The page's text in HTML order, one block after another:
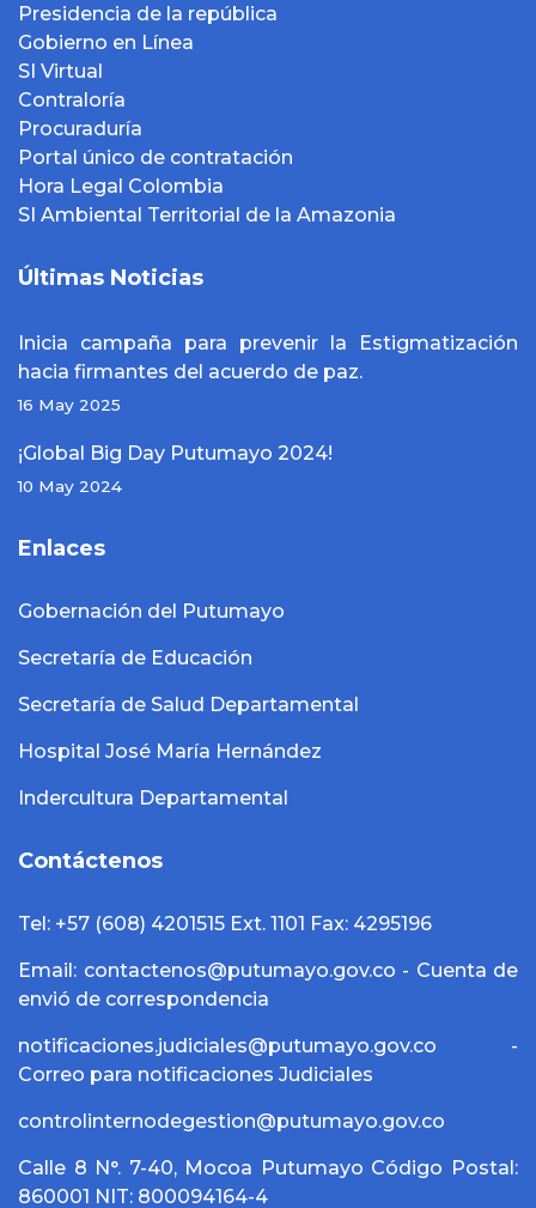
Presidencia de la república
Gobierno en Línea
SI Virtual
Contraloría
Procuraduría
Portal único de contratación
Hora Legal Colombia
SI Ambiental Territorial de la Amazonia
Últimas Noticias
Inicia campaña para prevenir la Estigmatización
hacia firmantes del acuerdo de paz.
16 May 2025
¡Global Big Day Putumayo 2024!
10 May 2024
Enlaces
Gobernación del Putumayo
Secretaría de Educación
Secretaría de Salud Departamental
Hospital José María Hernández
Indercultura Departamental
Contáctenos
Tel: +57 (608) 4201515 Ext. 1101 Fax: 4295196
Email: contactenos@putumayo.gov.co - Cuenta de
envió de correspondencia
notificaciones.judiciales@putumayo.gov.co -
Correo para notificaciones Judiciales
controlinternodegestion@putumayo.gov.co
Calle 8 N°. 7-40, Mocoa Putumayo Código Postal:
860001 NIT: 800094164-4